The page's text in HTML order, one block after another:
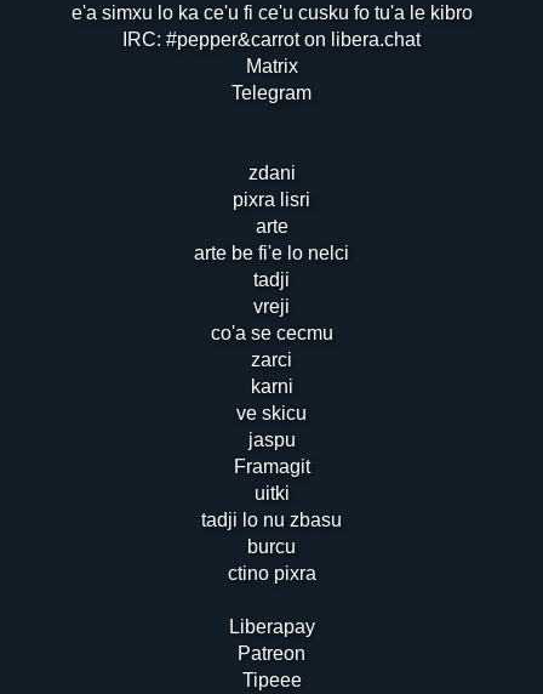
e'a simxu lo ka ce'u fi ce'u cusku fo tu'a le kibro
IRC: #pepper&carrot on libera.chat
Matrix
Telegram
zdani
pixra lisri
arte
arte be fi'e lo nelci
tadji
vreji
co'a se cecmu
zarci
karni
ve skicu
jaspu
Framagit
uitki
tadji lo nu zbasu
burcu
ctino pixra
Liberapay
Patreon
Tipeee